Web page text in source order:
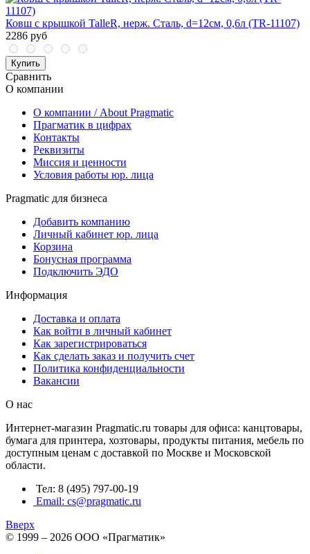
Ковш с крышкой TalleR, нерж. Сталь, d=12см, 0,6л (TR-11107)
2286 руб
Купить
Сравнить
О компании
О компании / About Pragmatic
Прагматик в цифрах
Контакты
Реквизиты
Миссия и ценности
Условия работы юр. лица
Pragmatic для бизнеса
Добавить компанию
Личный кабинет юр. лица
Корзина
Бонусная программа
Подключить ЭДО
Информация
Доставка и оплата
Как войти в личный кабинет
Как зарегистрироваться
Как сделать заказ и получить счет
Политика конфиденциальности
Вакансии
О нас
Интернет-магазин Pragmatic.ru товары для офиса: канцтовары,
бумага для принтера, хозтовары, продукты питания, мебель по
доступным ценам с доставкой по Москве и Московской
области.
Тел: 8 (495) 797-00-19
Email: cs@pragmatic.ru
Вверх
© 1999 – 2026 ООО «Прагматик»